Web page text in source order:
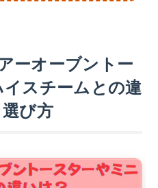
ーオーブントー
スチームとの違
び方